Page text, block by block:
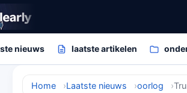
nieuws laatste artikelen
Home Laatste nieuws oorlog